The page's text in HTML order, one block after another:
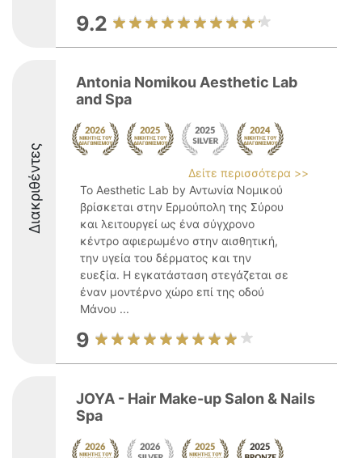
9.2
Διακριθέντες
Antonia Nomikou Aesthetic Lab
and Spa
Δείτε περισσότερα >>
Το Aesthetic Lab by Αντωνία Νομικού
βρίσκεται στην Ερμούπολη της Σύρου
και λειτουργεί ως ένα σύγχρονο
κέντρο αφιερωμένο στην αισθητική,
την υγεία του δέρματος και την
ευεξία. Η εγκατάσταση στεγάζεται σε
έναν μοντέρνο χώρο επί της οδού
Μάνου ...
9
JOYA - Hair Make-up Salon & Nails
Spa